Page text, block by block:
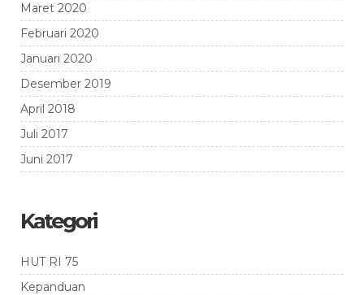
Maret 2020
Februari 2020
Januari 2020
Desember 2019
April 2018
Juli 2017
Juni 2017
Kategori
HUT RI 75
Kepanduan